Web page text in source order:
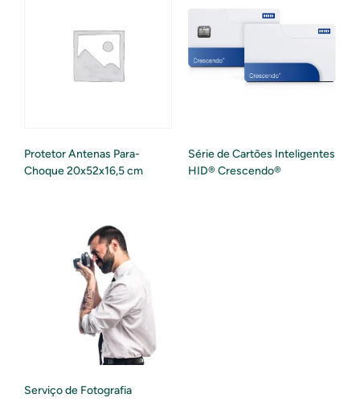
Protetor Antenas Para-
Choque 20x52x16,5 cm
Série de Cartões Inteligentes
HID® Crescendo®
Serviço de Fotografia